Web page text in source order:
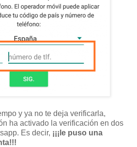
y ya no te deja verificarla,
ha activado la verificación en dos
Es decir, ¡¡¡le puso una